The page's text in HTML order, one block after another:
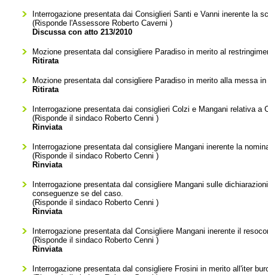
Interrogazione presentata dai Consiglieri Santi e Vanni inerente la
(Risponde l'Assessore Roberto Caverni )
Discussa con atto 213/2010
Mozione presentata dal consigliere Paradiso in merito al
Ritirata
Mozione presentata dal consigliere Paradiso in merito alla messa
Ritirata
Interrogazione presentata dai consiglieri Colzi e Mangani relativa a
(Risponde il sindaco Roberto Cenni )
Rinviata
Interrogazione presentata dal consigliere Mangani inerente la
(Risponde il sindaco Roberto Cenni )
Rinviata
Interrogazione presentata dal consigliere Mangani sulle
conseguenze se del caso.
(Risponde il sindaco Roberto Cenni )
Rinviata
Interrogazione presentata dal Consigliere Mangani inerente il
(Risponde il sindaco Roberto Cenni )
Rinviata
Interrogazione presentata dal consigliere Frosini in merito all'iter